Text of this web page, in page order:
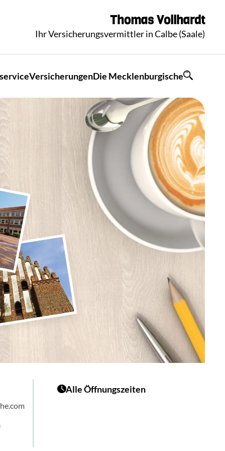
ThomasVollhardt
Ihr Versicherungsvermittler in Calbe (Saale)
VersicherungenDie Mecklenburgische
Alle Öffnungszeiten